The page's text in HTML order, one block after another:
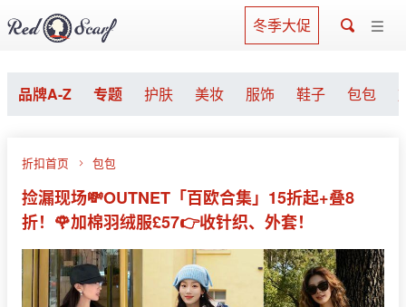
冬季大促
品牌A-Z 专题 护肤 美妆 服饰 鞋子 包包
折扣首页 包包
捡漏现场💸OUTNET「百欧合集」15折起+叠8
折！🌹加棉羽绒服£57👉收针织、外套！